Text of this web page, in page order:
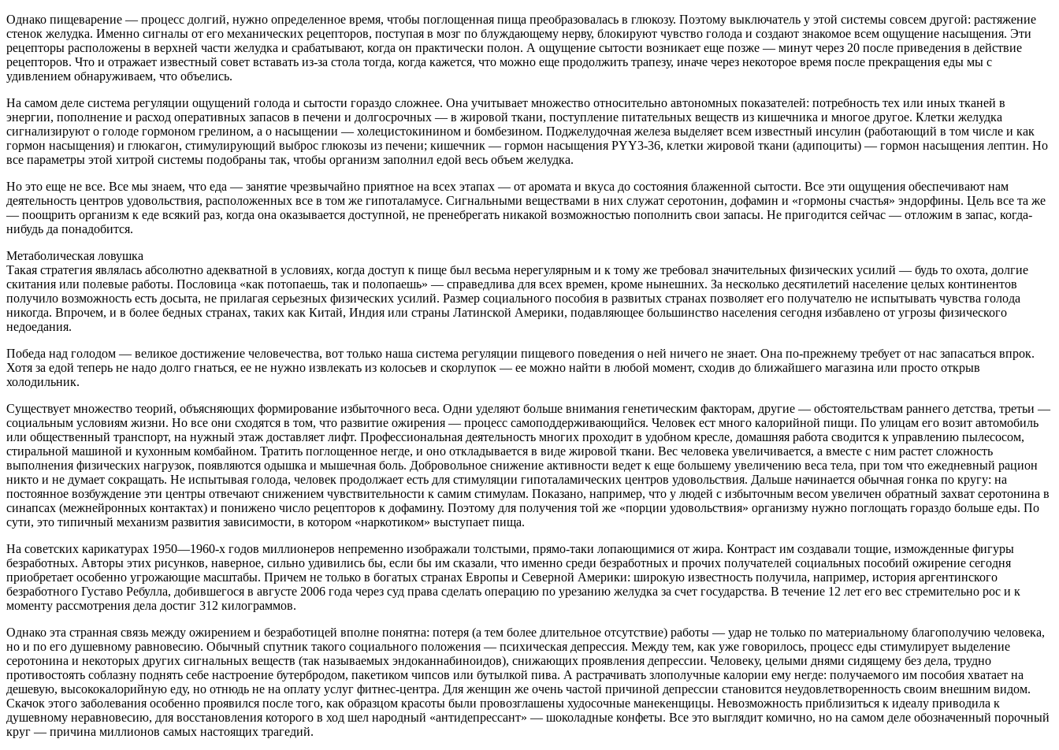
Однако пищеварение — процесс долгий, нужно определенное время, чтобы поглощенная пища преобразовалась в глюкозу. Поэтому выключатель у этой системы совсем другой: растяжение
стенок желудка. Именно сигналы от его механических рецепторов, поступая в мозг по блуждающему нерву, блокируют чувство голода и создают знакомое всем ощущение насыщения. Эти
рецепторы расположены в верхней части желудка и срабатывают, когда он практически полон. А ощущение сытости возникает еще позже — минут через 20 после приведения в действие
рецепторов. Что и отражает известный совет вставать из-за стола тогда, когда кажется, что можно еще продолжить трапезу, иначе через некоторое время после прекращения еды мы с
удивлением обнаруживаем, что объелись.
На самом деле система регуляции ощущений голода и сытости гораздо сложнее. Она учитывает множество относительно автономных показателей: потребность тех или иных тканей в
энергии, пополнение и расход оперативных запасов в печени и долгосрочных — в жировой ткани, поступление питательных веществ из кишечника и многое другое. Клетки желудка
сигнализируют о голоде гормоном грелином, а о насыщении — холецистокинином и бомбезином. Поджелудочная железа выделяет всем известный инсулин (работающий в том числе и как
гормон насыщения) и глюкагон, стимулирующий выброс глюкозы из печени; кишечник — гормон насыщения PYY3-36, клетки жировой ткани (адипоциты) — гормон насыщения лептин. Но
все параметры этой хитрой системы подобраны так, чтобы организм заполнил едой весь объем желудка.
Но это еще не все. Все мы знаем, что еда — занятие чрезвычайно приятное на всех этапах — от аромата и вкуса до состояния блаженной сытости. Все эти ощущения обеспечивают нам
деятельность центров удовольствия, расположенных все в том же гипоталамусе. Сигнальными веществами в них служат серотонин, дофамин и «гормоны счастья» эндорфины. Цель все та же
— поощрить организм к еде всякий раз, когда она оказывается доступной, не пренебрегать никакой возможностью пополнить свои запасы. Не пригодится сейчас — отложим в запас, когда-
нибудь да понадобится.
Метаболическая ловушка
Такая стратегия являлась абсолютно адекватной в условиях, когда доступ к пище был весьма нерегулярным и к тому же требовал значительных физических усилий — будь то охота, долгие
скитания или полевые работы. Пословица «как потопаешь, так и полопаешь» — справедлива для всех времен, кроме нынешних. За несколько десятилетий население целых континентов
получило возможность есть досыта, не прилагая серьезных физических усилий. Размер социального пособия в развитых странах позволяет его получателю не испытывать чувства голода
никогда. Впрочем, и в более бедных странах, таких как Китай, Индия или страны Латинской Америки, подавляющее большинство населения сегодня избавлено от угрозы физического
недоедания.
Победа над голодом — великое достижение человечества, вот только наша система регуляции пищевого поведения о ней ничего не знает. Она по-прежнему требует от нас запасаться впрок.
Хотя за едой теперь не надо долго гнаться, ее не нужно извлекать из колосьев и скорлупок — ее можно найти в любой момент, сходив до ближайшего магазина или просто открыв
холодильник.
Существует множество теорий, объясняющих формирование избыточного веса. Одни уделяют больше внимания генетическим факторам, другие — обстоятельствам раннего детства, третьи —
социальным условиям жизни. Но все они сходятся в том, что развитие ожирения — процесс самоподдерживающийся. Человек ест много калорийной пищи. По улицам его возит автомобиль
или общественный транспорт, на нужный этаж доставляет лифт. Профессиональная деятельность многих проходит в удобном кресле, домашняя работа сводится к управлению пылесосом,
стиральной машиной и кухонным комбайном. Тратить поглощенное негде, и оно откладывается в виде жировой ткани. Вес человека увеличивается, а вместе с ним растет сложность
выполнения физических нагрузок, появляются одышка и мышечная боль. Добровольное снижение активности ведет к еще большему увеличению веса тела, при том что ежедневный рацион
никто и не думает сокращать. Не испытывая голода, человек продолжает есть для стимуляции гипоталамических центров удовольствия. Дальше начинается обычная гонка по кругу: на
постоянное возбуждение эти центры отвечают снижением чувствительности к самим стимулам. Показано, например, что у людей с избыточным весом увеличен обратный захват серотонина в
синапсах (межнейронных контактах) и понижено число рецепторов к дофамину. Поэтому для получения той же «порции удовольствия» организму нужно поглощать гораздо больше еды. По
сути, это типичный механизм развития зависимости, в котором «наркотиком» выступает пища.
На советских карикатурах 1950—1960-х годов миллионеров непременно изображали толстыми, прямо-таки лопающимися от жира. Контраст им создавали тощие, изможденные фигуры
безработных. Авторы этих рисунков, наверное, сильно удивились бы, если бы им сказали, что именно среди безработных и прочих получателей социальных пособий ожирение сегодня
приобретает особенно угрожающие масштабы. Причем не только в богатых странах Европы и Северной Америки: широкую известность получила, например, история аргентинского
безработного Густаво Ребулла, добившегося в августе 2006 года через суд права сделать операцию по урезанию желудка за счет государства. В течение 12 лет его вес стремительно рос и к
моменту рассмотрения дела достиг 312 килограммов.
Однако эта странная связь между ожирением и безработицей вполне понятна: потеря (а тем более длительное отсутствие) работы — удар не только по материальному благополучию человека,
но и по его душевному равновесию. Обычный спутник такого социального положения — психическая депрессия. Между тем, как уже говорилось, процесс еды стимулирует выделение
серотонина и некоторых других сигнальных веществ (так называемых эндоканнабиноидов), снижающих проявления депрессии. Человеку, целыми днями сидящему без дела, трудно
противостоять соблазну поднять себе настроение бутербродом, пакетиком чипсов или бутылкой пива. А растрачивать злополучные калории ему негде: получаемого им пособия хватает на
дешевую, высококалорийную еду, но отнюдь не на оплату услуг фитнес-центра. Для женщин же очень частой причиной депрессии становится неудовлетворенность своим внешним видом.
Скачок этого заболевания особенно проявился после того, как образцом красоты были провозглашены худосочные манекенщицы. Невозможность приблизиться к идеалу приводила к
душевному неравновесию, для восстановления которого в ход шел народный «антидепрессант» — шоколадные конфеты. Все это выглядит комично, но на самом деле обозначенный порочный
круг — причина миллионов самых настоящих трагедий.